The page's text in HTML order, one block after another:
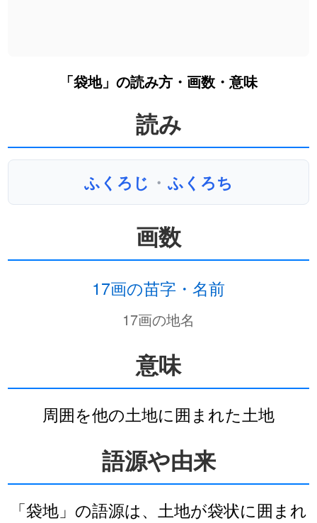
「袋地」の読み方・画数・意味
読み
ふくろじ ・ ふくろち
画数
17画の苗字・名前
17画の地名
意味
周囲を他の土地に囲まれた土地
語源や由来
「袋地」の語源は、土地が袋状に囲まれ